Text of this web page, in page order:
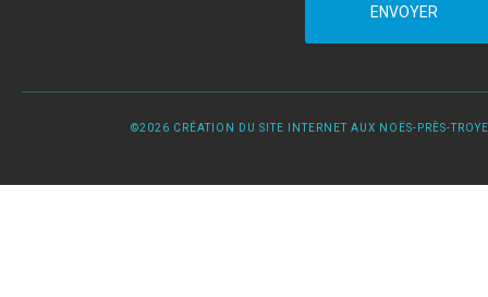
ENVOYER
©2026 CRÉATION DU SITE INTERNET AUX NOËS-PRÈS-